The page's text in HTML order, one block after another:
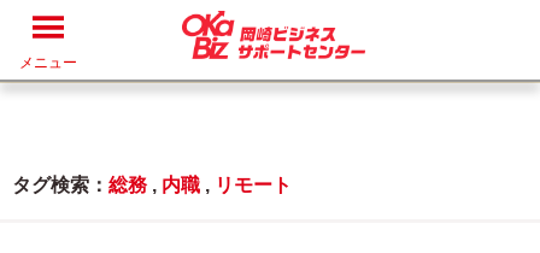
メニュー
タグ検索： 総務 , 内職 , リモート